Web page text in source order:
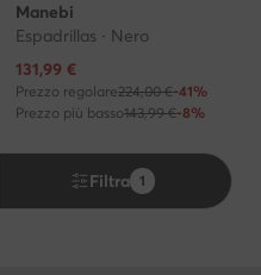
Manebi
Espadrillas · Nero
Prezzo attuale
131,99 €
Prezzo regolare224,00 €-41%
Prezzo più basso143,99 €-8%
Filtra 1